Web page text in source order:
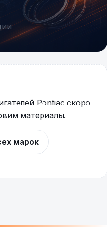
Pontiac скоро
материалы.
марок